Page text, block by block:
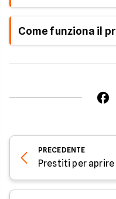
segnalazioni al CRIF
pagamenti, oppure
iscritto negli elenchi
quinto.
Come funziona il
Il prestito in banca è
interessi entro un
un'auto o l'avvio di
PRECEDENTE